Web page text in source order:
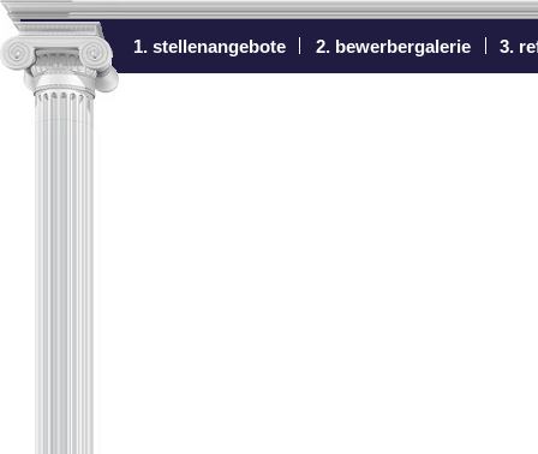
1. stellenangebote 2. bewerbergalerie 3.